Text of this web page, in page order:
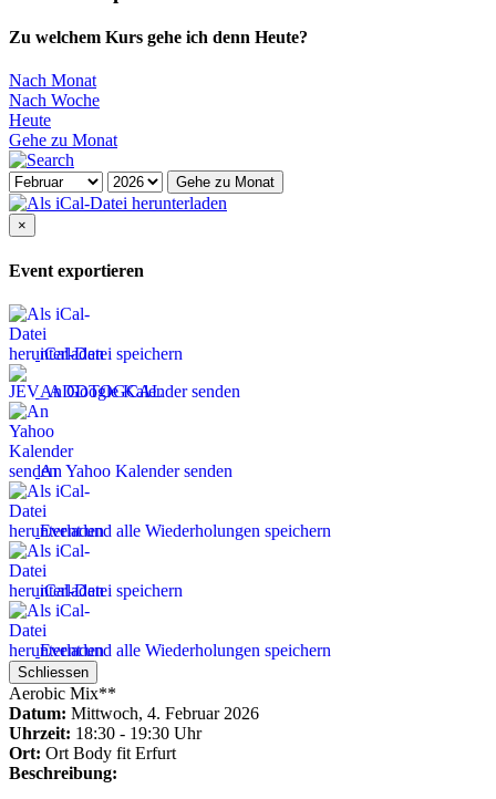
Zu welchem Kurs gehe ich denn Heute?
Nach Monat
Nach Woche
Heute
Gehe zu Monat
Gehe zu Monat
×
Event exportieren
iCal-Datei speichern
An Google Kalender senden
An Yahoo Kalender senden
Event und alle Wiederholungen speichern
iCal-Datei speichern
Event und alle Wiederholungen speichern
Schliessen
Aerobic Mix**
Datum: Mittwoch, 4. Februar 2026
Uhrzeit: 18:30 - 19:30 Uhr
Ort: Ort Body fit Erfurt
Beschreibung: